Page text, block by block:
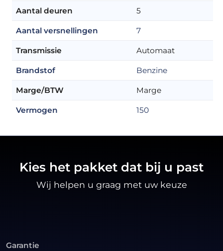
Aantal deuren 5
Aantal versnellingen 7
Transmissie Automaat
Brandstof Benzine
Marge/BTW Marge
Vermogen 150
Kies het pakket dat bij u past
Wij helpen u graag met uw keuze
Garantie